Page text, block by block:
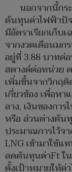
นอกจากนี้กร
ต้นทุนค่าไฟฟ้าปั
มีอัตราเรียกเก็บ
จากงวดเดือนมก
อยู่ที่ 3.88 บาทต่
สตางค์ต่อหน่วย
เพิ่มขึ้นจากวิกฤติ
เกี่ยวข้อง เพื่อห
ลาง, เงินของกา
หรือ ส่วนต่างต้น
ประมาณการไว้จ
LNG เข้ามาใช้แ
ลดต้นทุนค่าFt ใ
ตั้งเป้าหมายให้ค่